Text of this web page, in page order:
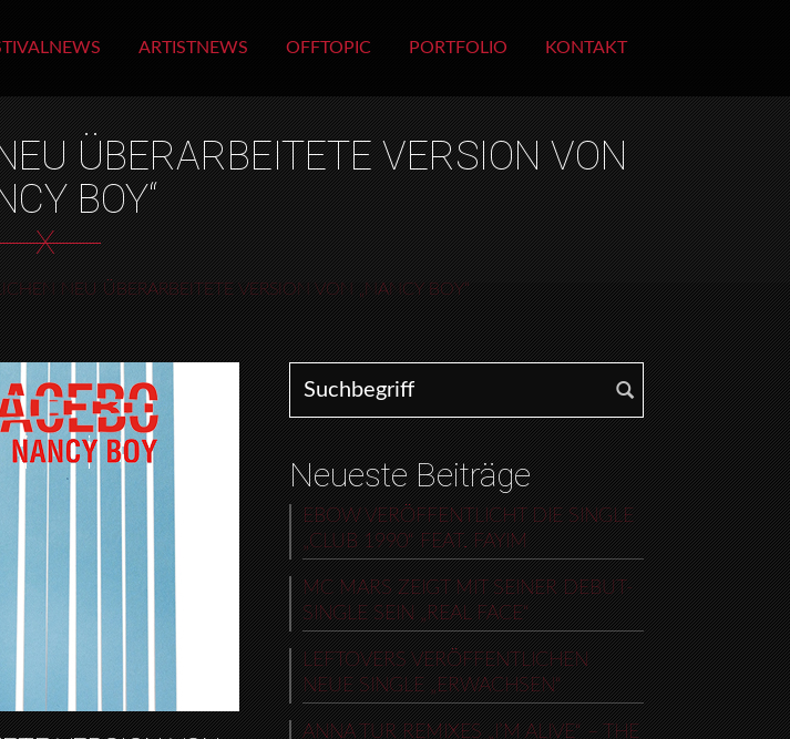
ARTISTNEWS OFFTOPIC PORTFOLIO KONTAKT
ÜBERARBEITETE VERSION VON
BOY“
X
NEU ÜBERARBEITETE VERSION VON „NANCY BOY“
Search for:
Neueste Beiträge
EBOW VERÖFFENTLICHT DIE SINGLE
„CLUB 1990“ FEAT. FAYIM
MC MARS ZEIGT MIT SEINER DEBUT-
SINGLE SEIN „REAL FACE“
LEFTOVERS VERÖFFENTLICHEN
NEUE SINGLE „ERWACHSEN“
ANNA TUR REMIXES „I’M ALIVE“ – THE